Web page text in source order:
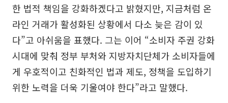
한 법적 책임을 강화하겠다고 밝혔지만, 지금처럼 온
라인 거래가 활성화된 상황에서 다소 늦은 감이 있
다”고 아쉬움을 표했다. 그는 이어 “소비자 주권 강화
시대에 맞춰 정부 부처와 지방자치단체가 소비자들에
게 우호적이고 친화적인 법과 제도, 정책을 도입하기
위한 노력을 더욱 기울여야 한다”라고 말했다.